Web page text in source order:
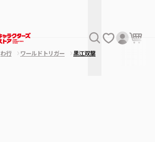
わ行 ワールドトリガー 黒江双葉